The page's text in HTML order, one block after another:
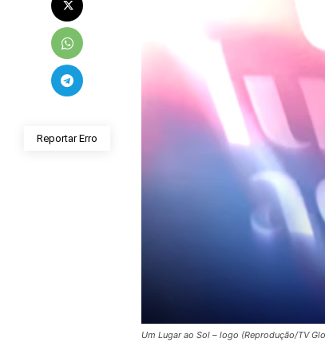
Reportar Erro
Um Lugar ao Sol – logo (Reprodução/TV